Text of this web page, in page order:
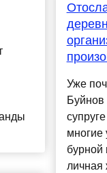
Уже
Буйнов
многие
бурной
личная